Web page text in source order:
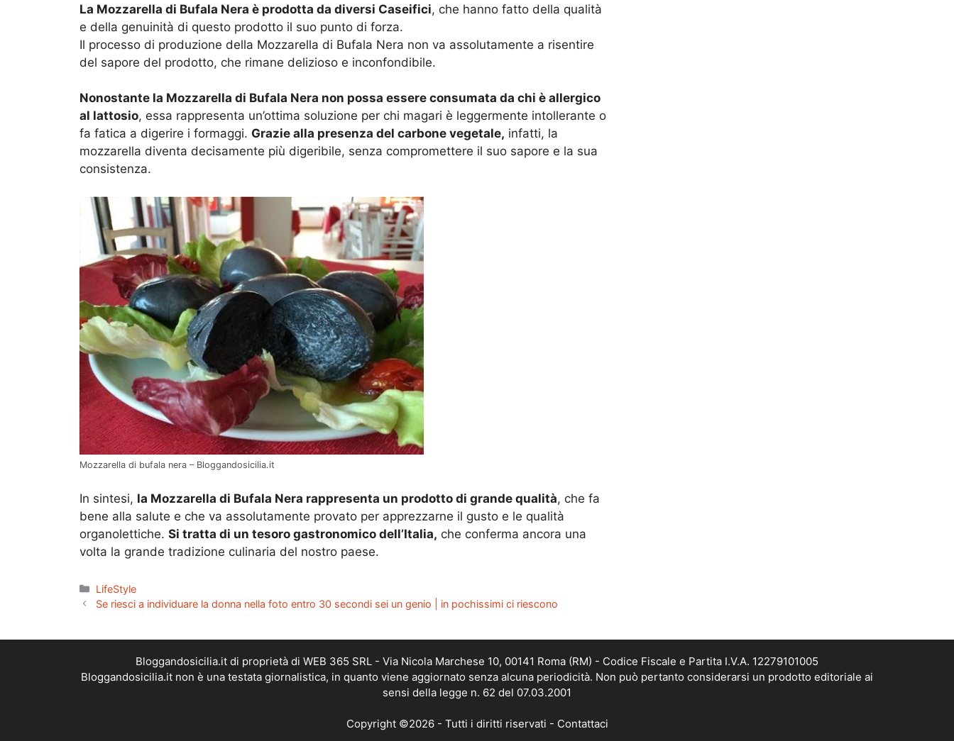
La Mozzarella di Bufala Nera è prodotta da diversi Caseifici, che hanno fatto della qualità
e della genuinità di questo prodotto il suo punto di forza.
Il processo di produzione della Mozzarella di Bufala Nera non va assolutamente a risentire
del sapore del prodotto, che rimane delizioso e inconfondibile.
Nonostante la Mozzarella di Bufala Nera non possa essere consumata da chi è allergico
al lattosio, essa rappresenta un’ottima soluzione per chi magari è leggermente intollerante o
fa fatica a digerire i formaggi. Grazie alla presenza del carbone vegetale, infatti, la
mozzarella diventa decisamente più digeribile, senza compromettere il suo sapore e la sua
consistenza.
Mozzarella di bufala nera – Bloggandosicilia.it
In sintesi, la Mozzarella di Bufala Nera rappresenta un prodotto di grande qualità, che fa
bene alla salute e che va assolutamente provato per apprezzarne il gusto e le qualità
organolettiche. Si tratta di un tesoro gastronomico dell’Italia, che conferma ancora una
volta la grande tradizione culinaria del nostro paese.
Categorie
LifeStyle
Se riesci a individuare la donna nella foto entro 30 secondi sei un genio | in pochissimi ci riescono
Bloggandosicilia.it di proprietà di WEB 365 SRL - Via Nicola Marchese 10, 00141 Roma (RM) - Codice Fiscale e Partita I.V.A. 12279101005
Bloggandosicilia.it non è una testata giornalistica, in quanto viene aggiornato senza alcuna periodicità. Non può pertanto considerarsi un prodotto editoriale ai
sensi della legge n. 62 del 07.03.2001
Copyright ©2026 - Tutti i diritti riservati - Contattaci